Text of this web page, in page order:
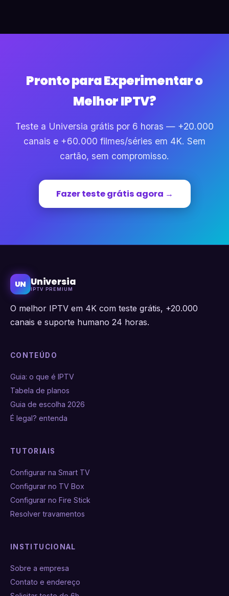
Pronto para Experimentar o
Melhor IPTV?
Teste a Universia grátis por 6 horas — +20.000
canais e +60.000 filmes/séries em 4K. Sem
cartão, sem compromisso.
Fazer teste grátis agora →
UN Universia
IPTV PREMIUM
O melhor IPTV em 4K com teste grátis, +20.000
canais e suporte humano 24 horas.
CONTEÚDO
Guia: o que é IPTV
Tabela de planos
Guia de escolha 2026
É legal? entenda
TUTORIAIS
Configurar na Smart TV
Configurar no TV Box
Configurar no Fire Stick
Resolver travamentos
INSTITUCIONAL
Sobre a empresa
Contato e endereço